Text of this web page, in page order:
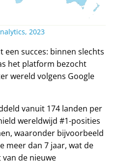
2023
een succes: binnen slechts
het platform bezocht
wereld volgens Google
vanuit 174 landen per
wereldwijd #1-posities
waaronder bijvoorbeeld
meer dan 7 jaar, wat de
de nieuwe